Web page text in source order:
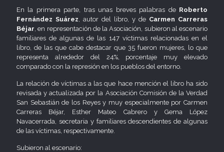
En la primera parte, tras unas breves palabras de Roberto
Fernández Suárez , autor del libro, y de Carmen Carreras
Béjar , en representación de la Asociación, subieron al escenario
familiares de algunas de las 147 víctimas relacionadas en el
libro, de las que cabe destacar que 35 fueron mujeres, lo que
representa alrededor del 24%, porcentaje muy elevado
comparado con la represión en los pueblos del entorno.
La relación de víctimas a las que hace mención el libro ha sido
revisada y actualizada por la Asociación Comisión de la Verdad
San Sebastián de los Reyes y muy especialmente por Carmen
Carreras Béjar, Esther Mateo Cabrero y Gema López
Navacerrada, secretaria y familiares descendientes de algunas
de las víctimas, respectivamente.
Subieron al escenario: